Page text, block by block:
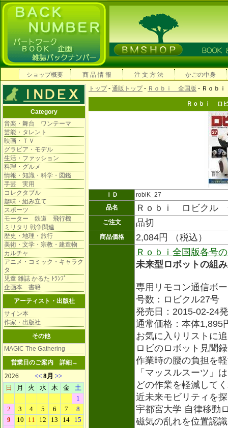
ショップ概要 商 品 情 報 注 文 方 法 かごの中身
Category
音楽・舞台 ワンテーマ
芸能・タレント
映画・ＴＶ
グラビア・モデル
生活・ファッション
料理・グルメ
情報・知識・科学・図鑑
手芸 実用
コレクタブル
趣味・組み立て
スポーツ
モーター 鉄道 飛行機
ミリタリ 戦争関連
歴史・地理・旅行
美術・文学・宗教・建造物
カルチャ
アニメ・コミック・キャラク
タ
児童 雑誌 かるた ﾄﾗﾝﾌﾟ
企画本 書籍
アーティスト・出版社
サイン本
作家・出版社
その他
MAGIC The Gathering
営業日のご案内 詳細→
トップ- 通販トップ- Ｒｏｂｉ 全国版 - Ｒｏｂ
Ｒｏｂｉ ロ
ＩＤ
robiK_27
品名
Ｒｏｂｉ ロビクル
ご注文 品切
商品価格 2,084円 （税込）
Ｒｏｂｉ全国版各号
未来型ロボットの組
専用リモコン通信ボ
号数：ロビクル27号
発売日：2015-02-24
通常価格：本体1,895
お気に入りリストに
ロビのロボット見聞録
作業時の腰の負担を
「マッスルスーツ」
どの作業を軽減して
近未来モビリティを
宇都宮大学 自律移動
磁気の乱れを位置認